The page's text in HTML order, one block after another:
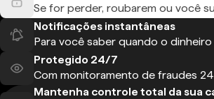
Se for perder, roubarem ou você
Notificações instantâneas
Para você saber quando o dinheiro
Protegido 24/7
Com monitoramento de fraudes
Mantenha controle total da sua